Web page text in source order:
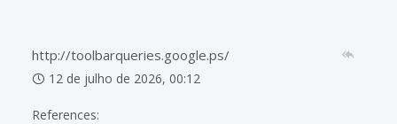
http://toolbarqueries.google.ps/
12 de julho de 2026, 00:12
References: